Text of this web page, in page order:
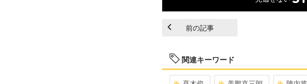
前の記事
関連キーワード